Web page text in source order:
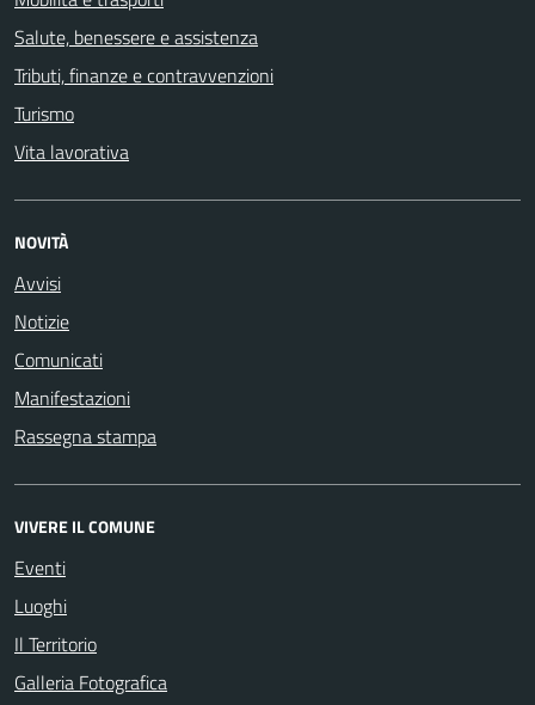
Salute, benessere e assistenza
Tributi, finanze e contravvenzioni
Turismo
Vita lavorativa
NOVITÀ
Avvisi
Notizie
Comunicati
Manifestazioni
Rassegna stampa
VIVERE IL COMUNE
Eventi
Luoghi
Il Territorio
Galleria Fotografica